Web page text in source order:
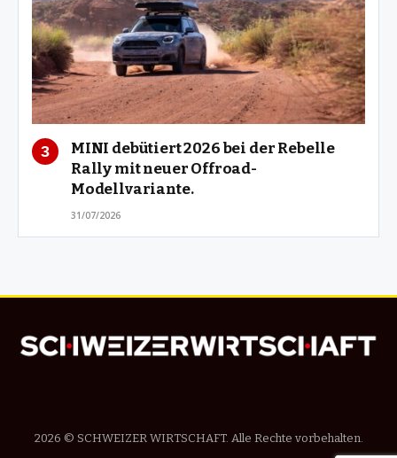
MINI debütiert 2026 bei der Rebelle
Rally mit neuer Offroad-
Modellvariante.
31/07/2026
2026 © SCHWEIZER WIRTSCHAFT. Alle Rechte vorbehalten.